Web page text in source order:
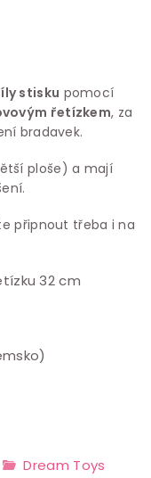
stisku pomocí
řetízkem, za
bradavek.
ploše) a mají
připnout třeba i na
32 cm
Dream Toys